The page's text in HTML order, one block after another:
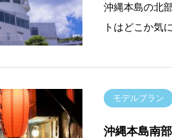
沖縄本島の北
トはどこか気
モデルプラン
沖縄本島南